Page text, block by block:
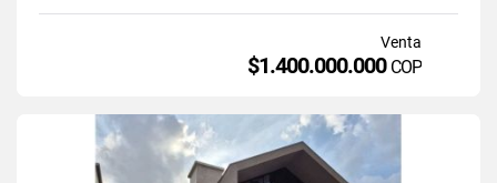
Venta
$1.400.000.000 COP